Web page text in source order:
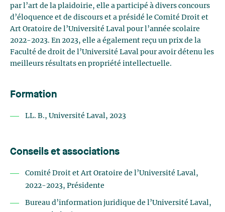
par l’art de la plaidoirie, elle a participé à divers concours
d’éloquence et de discours et a présidé le Comité Droit et
Art Oratoire de l’Université Laval pour l’année scolaire
2022-2023. En 2023, elle a également reçu un prix de la
Faculté de droit de l’Université Laval pour avoir détenu les
meilleurs résultats en propriété intellectuelle.
Formation
LL. B., Université Laval, 2023
Conseils et associations
Comité Droit et Art Oratoire de l’Université Laval,
2022-2023, Présidente
Bureau d’information juridique de l’Université Laval,